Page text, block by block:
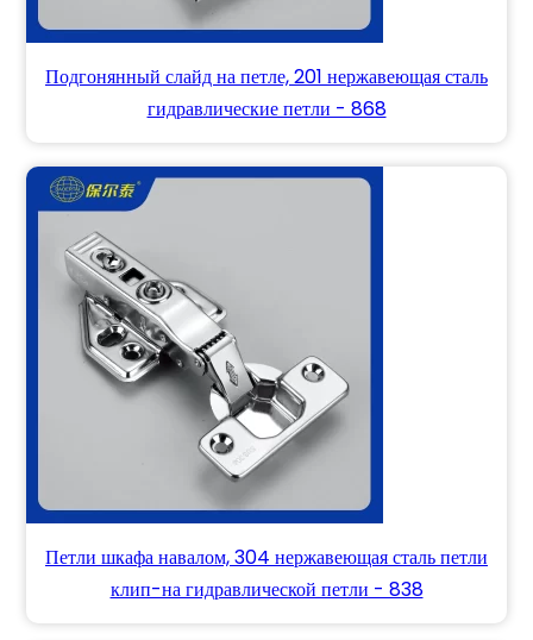
Подгонянный слайд на петле, 201 нержавеющая сталь
гидравлические петли - 868
Петли шкафа навалом, 304 нержавеющая сталь петли
клип-на гидравлической петли - 838